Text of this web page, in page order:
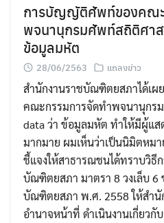
การบัญญัติศัพท์ของคณะ
พจนานุกรมศัพท์สถิติศาส
ข้อมูลมหัต
28/06/2563 แถลงข่าว
สำนักงานราชบัณฑิตยสภาได้เ
คณะกรรมการจัดทำพจนานุกร
data ว่า ข้อมูลมหัต ทำให้มีผู้แส
มากมาย ผมเห็นว่าเป็นนิมิตหม
ชี้แจงให้สาธารณชนได้ทราบวิ
บัณฑิตยสภา มาตรา 8 วงเล็บ
บัณฑิตยสภา พ.ศ. 2558 ให้สำ
อำนาจหน้าที่ ดําเนินงานเกี่ยว